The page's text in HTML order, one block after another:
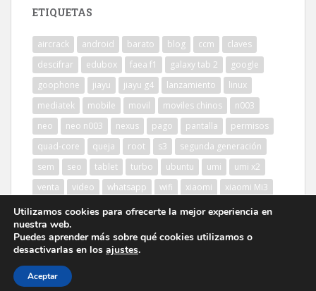
ETIQUETAS
aircrack android barato blog ccm
claves
descifrar
edubox faea f1 galaxy tab 2
google
goophone
jiayu jiayu g4 lanzamiento
linux
mediatek
mobile movil moviles chinos
n003
neo
neo n003 nexus pago pantalla
permisos
quad-core
queja root s3
segunda generación
sem
seo tablet turbo ubuntu umi
umi x2
venta
video whatsapp wifi xiaomi xiaomi Mi3
sparkling Theme por
Utilizamos cookies para ofrecerte la mejor experiencia en
nuestra web.
Puedes aprender más sobre qué cookies utilizamos o
desactivarlas en los ajustes.
Aceptar